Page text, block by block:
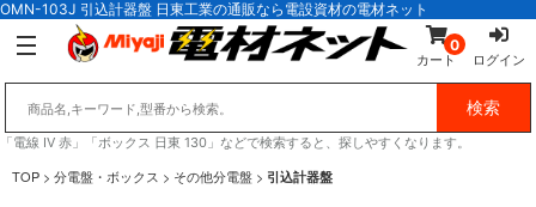
OMN-103J 引込計器盤 日東工業の通販なら電設資材の電材ネット
0
カート ログイン
「電線 IV 赤」「ボックス 日東 130」などで検索すると、探しやすくなります。
TOP > 分電盤・ボックス > その他分電盤 > 引込計器盤